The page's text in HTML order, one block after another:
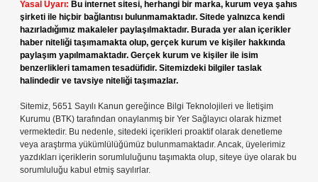
Yasal Uyarı: Bu internet sitesi, herhangi bir marka, kurum veya şahıs
şirketi ile hiçbir bağlantısı bulunmamaktadır. Sitede yalnızca kendi
hazırladığımız makaleler paylaşılmaktadır. Burada yer alan içerikler
haber niteliği taşımamakta olup, gerçek kurum ve kişiler hakkında
paylaşım yapılmamaktadır. Gerçek kurum ve kişiler ile isim
benzerlikleri tamamen tesadüfidir. Sitemizdeki bilgiler taslak
halindedir ve tavsiye niteliği taşımazlar.
Sitemiz, 5651 Sayılı Kanun gereğince Bilgi Teknolojileri ve İletişim
Kurumu (BTK) tarafından onaylanmış bir Yer Sağlayıcı olarak hizmet
vermektedir. Bu nedenle, sitedeki içerikleri proaktif olarak denetleme
veya araştırma yükümlülüğümüz bulunmamaktadır. Ancak, üyelerimiz
yazdıkları içeriklerin sorumluluğunu taşımakta olup, siteye üye olarak bu
sorumluluğu kabul etmiş sayılırlar.